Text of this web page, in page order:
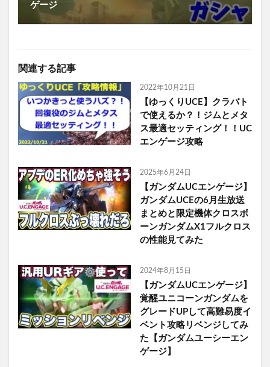
ゲージ
関連する記事
2022年10月21日
【ゆっくりUCE】クラバト
で使えるか？！ジムとメタ
ス最適セッティング！！UC
エンゲージ攻略
2025年6月24日
【ガンダムUCエンゲージ】
ガンダムUCEの6月生放送
まとめと限定機体クロスボ
ーンガンダムX1フルクロス
の性能見てみた
2024年8月15日
【ガンダムUCエンゲージ】
覚醒ユニコーンガンダムを
グレードUPして高難易度イ
ベント攻略リベンジしてみ
た【ガンダムユーシーエン
ゲージ】